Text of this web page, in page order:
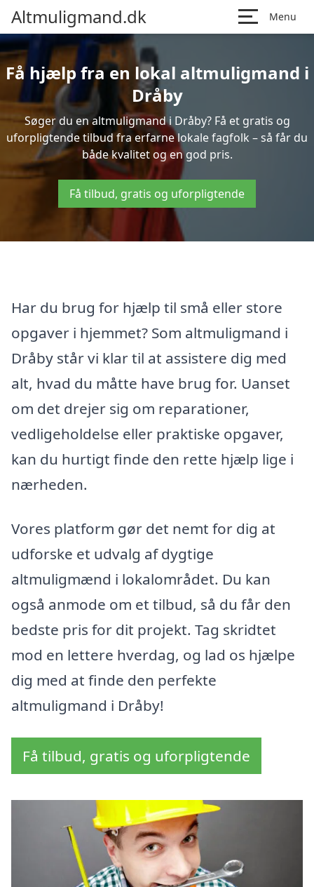
Altmuligmand.dk Menu
Få hjælp fra en lokal altmuligmand i
Dråby
Søger du en altmuligmand i Dråby? Få et gratis og
uforpligtende tilbud fra erfarne lokale fagfolk – så får du
både kvalitet og en god pris.
Få tilbud, gratis og uforpligtende
Har du brug for hjælp til små eller store
opgaver i hjemmet? Som altmuligmand i
Dråby står vi klar til at assistere dig med
alt, hvad du måtte have brug for. Uanset
om det drejer sig om reparationer,
vedligeholdelse eller praktiske opgaver,
kan du hurtigt finde den rette hjælp lige i
nærheden.
Vores platform gør det nemt for dig at
udforske et udvalg af dygtige
altmuligmænd i lokalområdet. Du kan
også anmode om et tilbud, så du får den
bedste pris for dit projekt. Tag skridtet
mod en lettere hverdag, og lad os hjælpe
dig med at finde den perfekte
altmuligmand i Dråby!
Få tilbud, gratis og uforpligtende